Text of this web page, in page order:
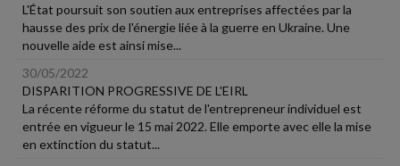
L'État poursuit son soutien aux entreprises affectées par la
hausse des prix de l'énergie liée à la guerre en Ukraine. Une
nouvelle aide est ainsi mise...
30/05/2022
DISPARITION PROGRESSIVE DE L'EIRL
La récente réforme du statut de l'entrepreneur individuel est
entrée en vigueur le 15 mai 2022. Elle emporte avec elle la mise
en extinction du statut...